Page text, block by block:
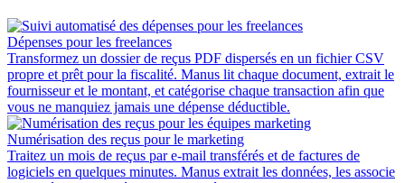
Dépenses pour les freelances
Transformez un dossier de reçus PDF dispersés en un fichier CSV
propre et prêt pour la fiscalité. Manus lit chaque document, extrait le
fournisseur et le montant, et catégorise chaque transaction afin que
vous ne manquiez jamais une dépense déductible.
Numérisation des reçus pour le marketing
Traitez un mois de reçus par e-mail transférés et de factures de
logiciels en quelques minutes. Manus extrait les données, les associe